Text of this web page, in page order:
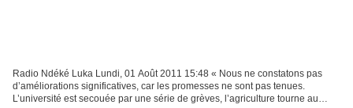
Radio Ndéké Luka Lundi, 01 Août 2011 15:48 « Nous ne constatons pas
d’améliorations significatives, car les promesses ne sont pas tenues.
L’université est secouée par une série de grèves, l’agriculture tourne au